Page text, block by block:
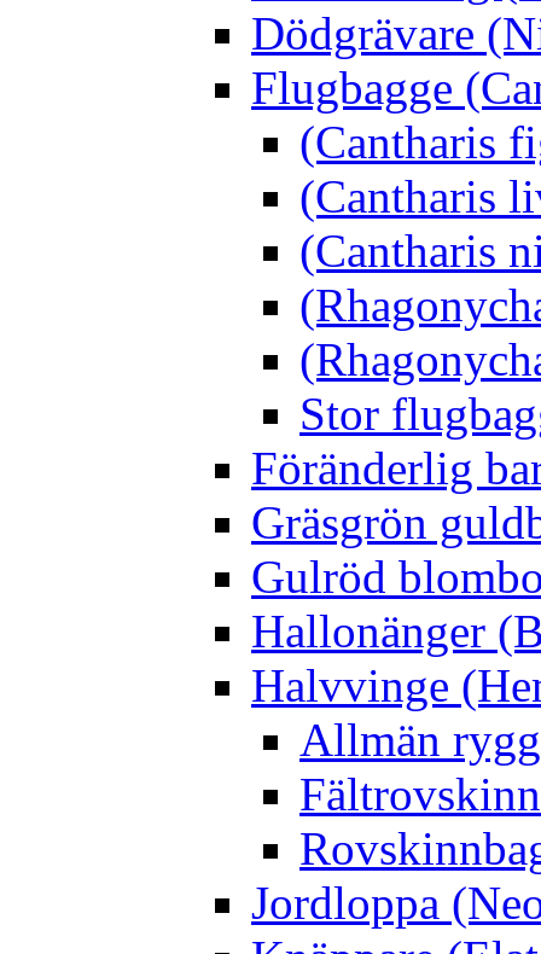
Dödgrävare
Flugbagge
(Cantharis
(Cantharis
(Cantharis
Stor
Föränderlig
Gräsgrön
Gulröd
Hallonänger
Halvvinge
Allmän
Jordloppa